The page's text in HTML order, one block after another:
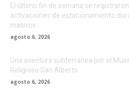
El último fin de semana se
activaciones de estacionamiento
masivos
agosto 6, 2026
Una aventura subterránea por el
Religioso San Alberto
agosto 6, 2026